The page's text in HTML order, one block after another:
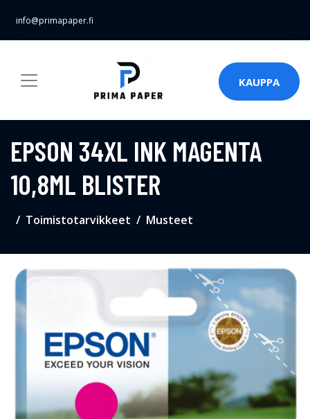
info@primapaper.fi
KAUPPA
EPSON 34XL INK MAGENTA
10,8ML BLISTER
Toimistotarvikkeet Musteet